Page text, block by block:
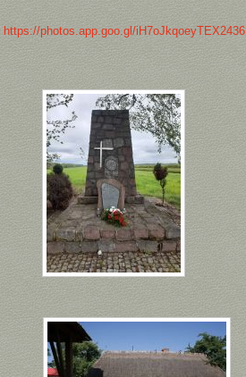
https://photos.app.goo.gl/iH7oJkqoeyTEX2436